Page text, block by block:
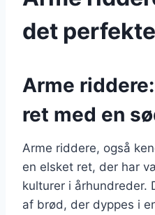
det
Arme
ret med en
Arme riddere, også
en elsket ret, der har
kulturer i århundreder.
af brød, der dyppes i